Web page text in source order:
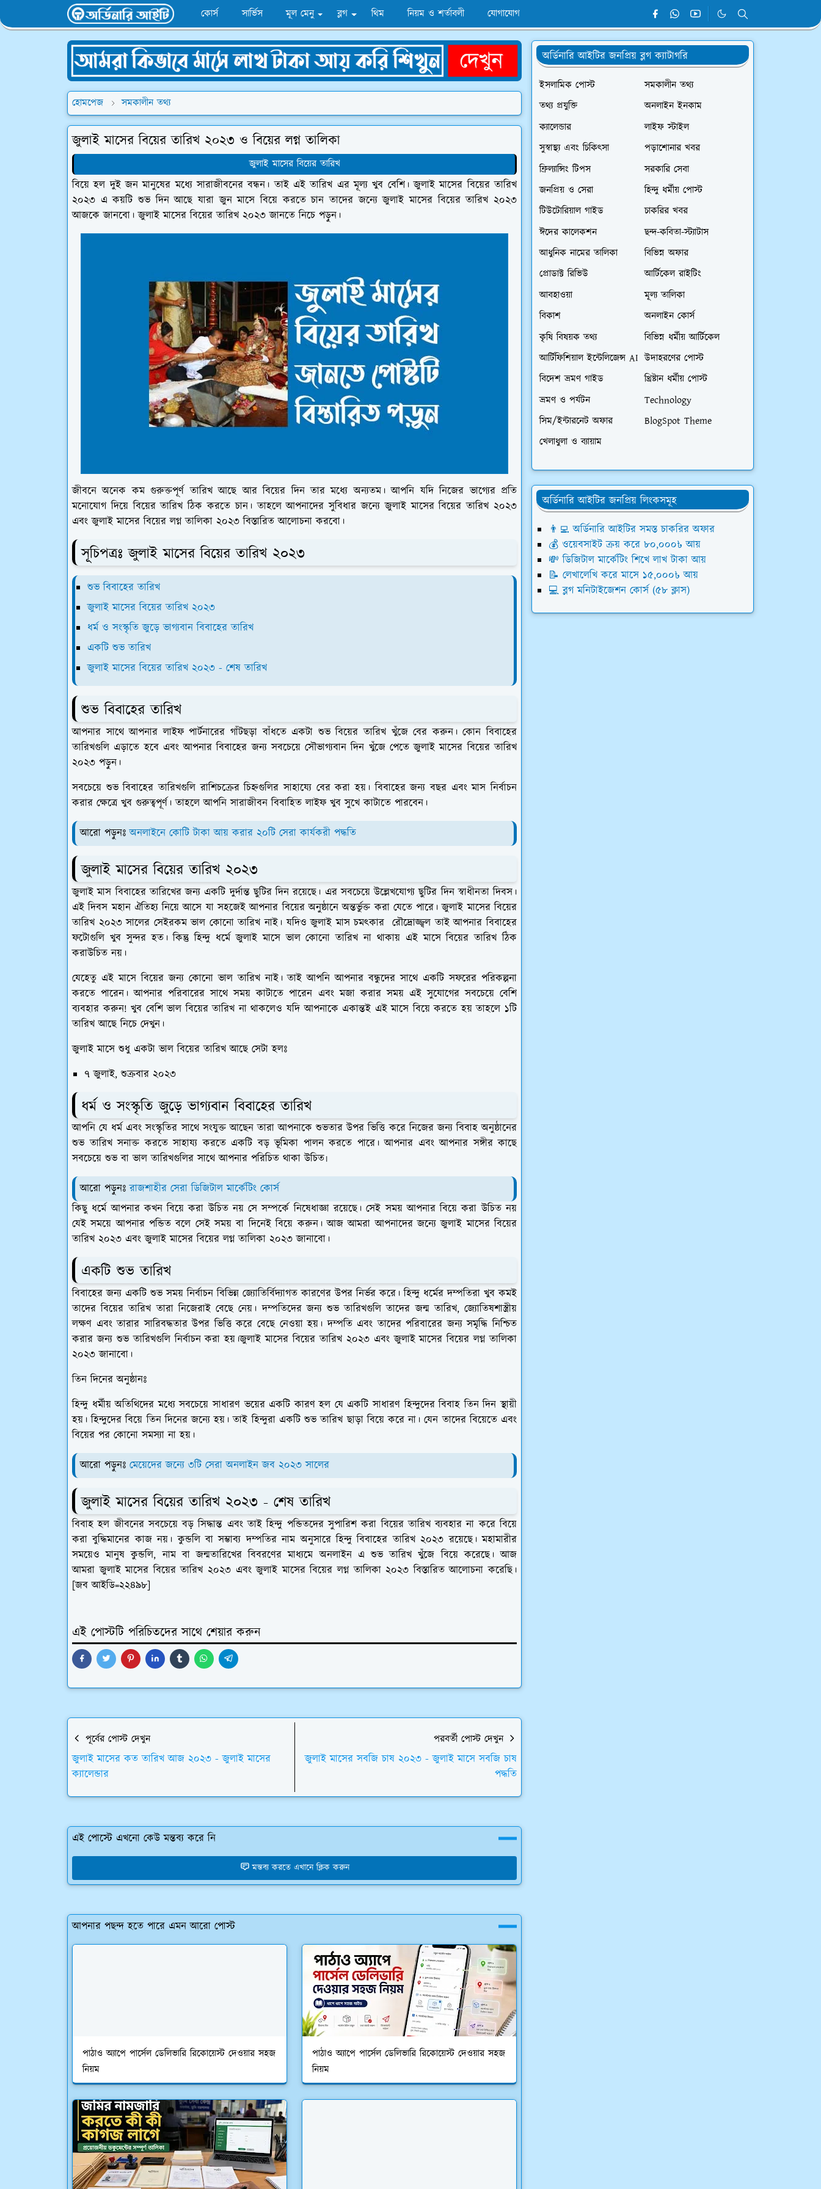
কোর্স সার্ভিস মূল মেনু ব্লগ থিম নিয়ম ও শর্তাবলী যোগাযোগ
হোমপেজ সমকালীন তথ্য
জুলাই মাসের বিয়ের তারিখ ২০২৩ ও বিয়ের লগ্ন তালিকা
জুলাই মাসের বিয়ের তারিখ
বিয়ে হল দুই জন মানুষের মধ্যে সারাজীবনের বন্ধন। তাই এই তারিখ এর মূল্য খুব বেশি। জুলাই মাসের বিয়ের তারিখ
২০২৩ এ কয়টি শুভ দিন আছে যারা জুন মাসে বিয়ে করতে চান তাদের জন্যে জুলাই মাসের বিয়ের তারিখ ২০২৩
আজকে জানবো। জুলাই মাসের বিয়ের তারিখ ২০২৩ জানতে নিচে পড়ুন।
জীবনে অনেক কম গুরুক্তপূর্ণ তারিখ আছে আর বিয়ের দিন তার মধ্যে অন্যতম। আপনি যদি নিজের ভাগ্যের প্রতি
মনোযোগ দিয়ে বিয়ের তারিখ ঠিক করতে চান। তাহলে আপনাদের সুবিধার জন্যে জুলাই মাসের বিয়ের তারিখ ২০২৩
এবং জুলাই মাসের বিয়ের লগ্ন তালিকা ২০২৩ বিস্তারিত আলোচনা করবো।
সূচিপত্রঃ জুলাই মাসের বিয়ের তারিখ ২০২৩
শুভ বিবাহের তারিখ
জুলাই মাসের বিয়ের তারিখ ২০২৩
ধর্ম ও সংস্কৃতি জুড়ে ভাগ্যবান বিবাহের তারিখ
একটি শুভ তারিখ
জুলাই মাসের বিয়ের তারিখ ২০২৩ - শেষ তারিখ
শুভ বিবাহের তারিখ
আপনার সাথে আপনার লাইফ পার্টনারের গাঁটছড়া বাঁধতে একটা শুভ বিয়ের তারিখ খুঁজে বের করুন। কোন বিবাহের
তারিখগুলি এড়াতে হবে এবং আপনার বিবাহের জন্য সবচেয়ে সৌভাগ্যবান দিন খুঁজে পেতে জুলাই মাসের বিয়ের তারিখ
২০২৩ পড়ুন।
সবচেয়ে শুভ বিবাহের তারিখগুলি রাশিচক্রের চিহ্নগুলির সাহায্যে বের করা হয়। বিবাহের জন্য বছর এবং মাস নির্বাচন
করার ক্ষেত্রে খুব গুরুত্বপূর্ণ। তাহলে আপনি সারাজীবন বিবাহিত লাইফ খুব সুখে কাটাতে পারবেন।
আরো পড়ুনঃঅনলাইনে কোটি টাকা আয় করার ২০টি সেরা কার্যকরী পদ্ধতি
জুলাই মাসের বিয়ের তারিখ ২০২৩
জুলাই মাস বিবাহের তারিখের জন্য একটি দুর্দান্ত ছুটির দিন রয়েছে। এর সবচেয়ে উল্লেখযোগ্য ছুটির দিন স্বাধীনতা দিবস।
এই দিবস মহান ঐতিহ্য নিয়ে আসে যা সহজেই আপনার বিয়ের অনুষ্ঠানে অন্তর্ভুক্ত করা যেতে পারে। জুলাই মাসের বিয়ের
তারিখ ২০২৩ সালের সেইরকম ভাল কোনো তারিখ নাই। যদিও জুলাই মাস চমৎকার রৌদ্রোজ্জ্বল তাই আপনার বিবাহের
ফটোগুলি খুব সুন্দর হত। কিন্তু হিন্দু ধর্মে জুলাই মাসে ভাল কোনো তারিখ না থাকায় এই মাসে বিয়ের তারিখ ঠিক
করাউচিত নয়।
যেহেতু এই মাসে বিয়ের জন্য কোনো ভাল তারিখ নাই। তাই আপনি আপনার বন্ধুদের সাথে একটি সফরের পরিকল্পনা
করতে পারেন। আপনার পরিবারের সাথে সময় কাটাতে পারেন এবং মজা করার সময় এই সুযোগের সবচেয়ে বেশি
ব্যবহার করুন! খুব বেশি ভাল বিয়ের তারিখ না থাকলেও যদি আপনাকে একান্তই এই মাসে বিয়ে করতে হয় তাহলে ১টি
তারিখ আছে নিচে দেখুন।
জুলাই মাসে শুধু একটা ভাল বিয়ের তারিখ আছে সেটা হলঃ
৭ জুলাই, শুক্রবার ২০২৩
ধর্ম ও সংস্কৃতি জুড়ে ভাগ্যবান বিবাহের তারিখ
আপনি যে ধর্ম এবং সংস্কৃতির সাথে সংযুক্ত আছেন তারা আপনাকে শুভতার উপর ভিত্তি করে নিজের জন্য বিবাহ অনুষ্ঠানের
শুভ তারিখ সনাক্ত করতে সাহায্য করতে একটি বড় ভূমিকা পালন করতে পারে। আপনার এবং আপনার সঙ্গীর কাছে
সবচেয়ে শুভ বা ভাল তারিখগুলির সাথে আপনার পরিচিত থাকা উচিত৷
আরো পড়ুনঃরাজশাহীর সেরা ডিজিটাল মার্কেটিং কোর্স
কিছু ধর্মে আপনার কখন বিয়ে করা উচিত নয় সে সম্পর্কে নিষেধাজ্ঞা রয়েছে। সেই সময় আপনার বিয়ে করা উচিত নয়
যেই সময়ে আপনার পন্ডিত বলে সেই সময় বা দিনেই বিয়ে করুন। আজ আমরা আপনাদের জন্যে জুলাই মাসের বিয়ের
তারিখ ২০২৩ এবং জুলাই মাসের বিয়ের লগ্ন তালিকা ২০২৩ জানাবো।
একটি শুভ তারিখ
বিবাহের জন্য একটি শুভ সময় নির্বাচন বিভিন্ন জ্যোতির্বিদ্যাগত কারণের উপর নির্ভর করে। হিন্দু ধর্মের দম্পতিরা খুব কমই
তাদের বিয়ের তারিখ তারা নিজেরাই বেছে নেয়। দম্পতিদের জন্য শুভ তারিখগুলি তাদের জন্ম তারিখ, জ্যোতিষশাস্ত্রীয়
লক্ষণ এবং তারার সারিবদ্ধতার উপর ভিত্তি করে বেছে নেওয়া হয়। দম্পতি এবং তাদের পরিবারের জন্য সমৃদ্ধি নিশ্চিত
করার জন্য শুভ তারিখগুলি নির্বাচন করা হয়।জুলাই মাসের বিয়ের তারিখ ২০২৩ এবং জুলাই মাসের বিয়ের লগ্ন তালিকা
২০২৩ জানাবো।
তিন দিনের অনুষ্ঠানঃ
হিন্দু ধর্মীয় অতিথিদের মধ্যে সবচেয়ে সাধারণ ভয়ের একটি কারণ হল যে একটি সাধারণ হিন্দুদের বিবাহ তিন দিন স্থায়ী
হয়। হিন্দুদের বিয়ে তিন দিনের জন্যে হয়। তাই হিন্দুরা একটি শুভ তারিখ ছাড়া বিয়ে করে না। যেন তাদের বিয়েতে এবং
বিয়ের পর কোনো সমস্যা না হয়।
আরো পড়ুনঃ মেয়েদের জন্যে ৩টি সেরা অনলাইন জব ২০২৩ সালের
জুলাই মাসের বিয়ের তারিখ ২০২৩ - শেষ তারিখ
বিবাহ হল জীবনের সবচেয়ে বড় সিদ্ধান্ত এবং তাই হিন্দু পন্ডিতদের সুপারিশ করা বিয়ের তারিখ ব্যবহার না করে বিয়ে
করা বুদ্ধিমানের কাজ নয়। কুন্ডলি বা সম্ভাব্য দম্পতির নাম অনুসারে হিন্দু বিবাহের তারিখ ২০২৩ রয়েছে। মহামারীর
সময়েও মানুষ কুন্ডলি, নাম বা জন্মতারিখের বিবরণের মাধ্যমে অনলাইন এ শুভ তারিখ খুঁজে বিয়ে করেছে। আজ
আমরা জুলাই মাসের বিয়ের তারিখ ২০২৩ এবং জুলাই মাসের বিয়ের লগ্ন তালিকা ২০২৩ বিস্তারিত আলোচনা করেছি।
[জব আইডি=২২৪৯৮]
এই পোস্টটি পরিচিতদের সাথে শেয়ার করুন
পূর্বের পোস্ট দেখুন
জুলাই মাসের কত তারিখ আজ ২০২৩ - জুলাই মাসের
ক্যালেন্ডার
পরবর্তী পোস্ট দেখুন
জুলাই মাসের সবজি চাষ ২০২৩ - জুলাই মাসে সবজি চাষ
পদ্ধতি
এই পোস্টে এখনো কেউ মন্তব্য করে নি
মন্তব্য করতে এখানে ক্লিক করুন
আপনার পছন্দ হতে পারে এমন আরো পোস্ট
পাঠাও অ্যাপে পার্সেল ডেলিভারি রিকোয়েস্ট দেওয়ার সহজ
নিয়ম
পাঠাও অ্যাপে পার্সেল ডেলিভারি রিকোয়েস্ট দেওয়ার সহজ
নিয়ম
অর্ডিনারি আইটির জনপ্রিয় ব্লগ ক্যাটাগরি
ইসলামিক পোস্ট
সমকালীন তথ্য
তথ্য প্রযুক্তি
অনলাইন ইনকাম
ক্যালেন্ডার
লাইফ স্টাইল
সুস্বাস্থ্য এবং চিকিৎসা
পড়াশোনার খবর
ফ্রিল্যান্সিং টিপস
সরকারি সেবা
জনপ্রিয় ও সেরা
হিন্দু ধর্মীয় পোস্ট
টিউটোরিয়াল গাইড
চাকরির খবর
ঈদের কালেকশন
ছন্দ-কবিতা-স্ট্যাটাস
আধুনিক নামের তালিকা
বিভিন্ন অফার
প্রোডাক্ট রিভিউ
আর্টিকেল রাইটিং
আবহাওয়া
মূল্য তালিকা
বিকাশ
অনলাইন কোর্স
কৃষি বিষয়ক তথ্য
বিভিন্ন ধর্মীয় আর্টিকেল
আর্টিফিশিয়াল ইন্টেলিজেন্স AI উদাহরণের পোস্ট
বিদেশ ভ্রমণ গাইড
খ্রিষ্টান ধর্মীয় পোস্ট
ভ্রমণ ও পর্যটন
Technology
সিম/ইন্টারনেট অফার
BlogSpot Theme
খেলাধুলা ও ব্যায়াম
অর্ডিনারি আইটির জনপ্রিয় লিংকসমূহ
👨‍💻 অর্ডিনারি আইটির সমস্ত চাকরির অফার
💰 ওয়েবসাইট ক্রয় করে ৮০,০০০৳ আয়
💸 ডিজিটাল মার্কেটিং শিখে লাখ টাকা আয়
📝 লেখালেখি করে মাসে ১৫,০০০৳ আয়
💻 ব্লগ মনিটাইজেশন কোর্স (৫৮ ক্লাস)